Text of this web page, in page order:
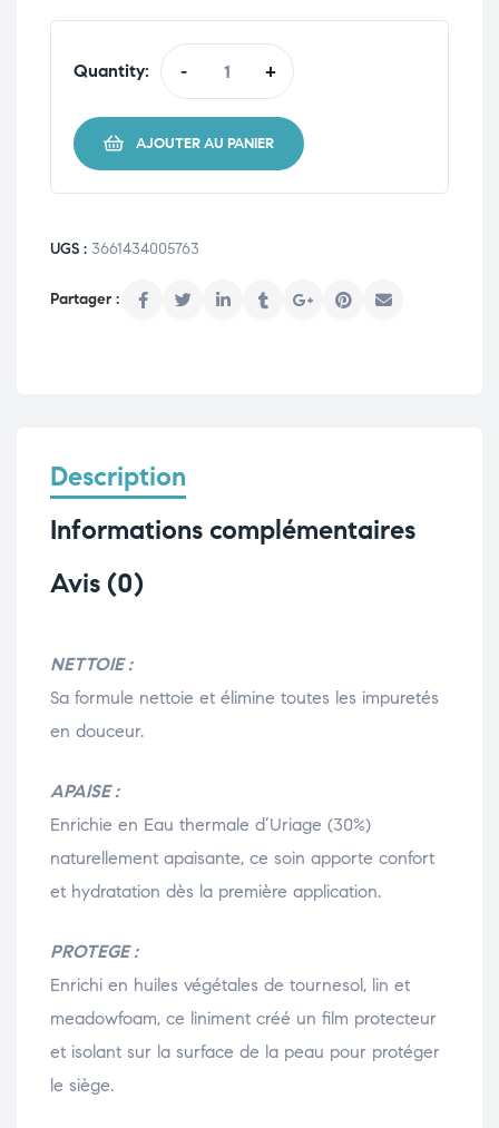
Quantity: - +
AJOUTER AU PANIER
UGS : 3661434005763
Description
Informations complémentaires
Avis (0)
NETTOIE :
Sa formule nettoie et élimine toutes les impuretés
en douceur.
APAISE :
Enrichie en Eau thermale d’Uriage (30%)
naturellement apaisante, ce soin apporte confort
et hydratation dès la première application.
PROTEGE :
Enrichi en huiles végétales de tournesol, lin et
meadowfoam, ce liniment créé un film protecteur
et isolant sur la surface de la peau pour protéger
le siège.